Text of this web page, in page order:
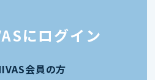
にログイン
会員の方